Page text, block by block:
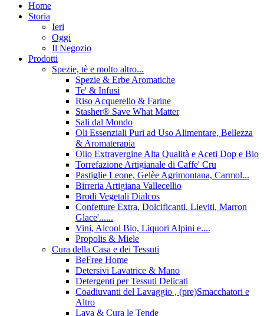
Home
Storia
Ieri
Oggi
Il Negozio
Prodotti
Spezie, tè e molto altro...
Spezie & Erbe Aromatiche
Te' & Infusi
Riso Acquerello & Farine
Stasher®️ Save What Matter
Sali dal Mondo
Oli Essenziali Puri ad Uso Alimentare, Bellezza
& Aromaterapia
Olio Extravergine Alta Qualità e Aceti Dop e Bio
Torrefazione Artigianale di Caffe' Cru
Pastiglie Leone, Gelèe Agrimontana, Carmol...
Birreria Artigiana Vallecellio
Brodi Vegetali Dialcos
Confetture Extra, Dolcificanti, Lieviti, Marron
Glace'......
Vini, Alcool Bio, Liquori Alpini e....
Propolis & Miele
Cura della Casa e dei Tessuti
BeFree Home
Detersivi Lavatrice & Mano
Detergenti per Tessuti Delicati
Coadiuvanti del Lavaggio , (pre)Smacchatori e
Altro
Lava & Cura le Tende